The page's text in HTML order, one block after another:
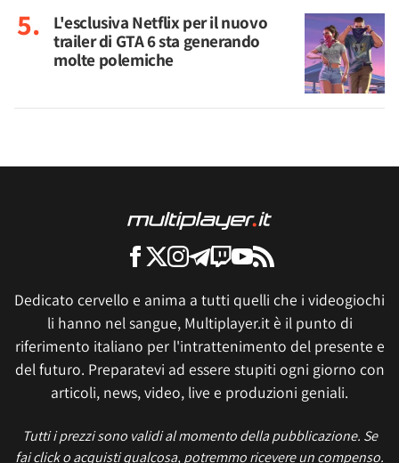
L'esclusiva Netflix per il nuovo
trailer di GTA 6 sta generando
molte polemiche
Dedicato cervello e anima a tutti quelli che i videogiochi
li hanno nel sangue, Multiplayer.it è il punto di
riferimento italiano per l'intrattenimento del presente e
del futuro. Preparatevi ad essere stupiti ogni giorno con
articoli, news, video, live e produzioni geniali.
Tutti i prezzi sono validi al momento della pubblicazione. Se
fai click o acquisti qualcosa, potremmo ricevere un compenso.